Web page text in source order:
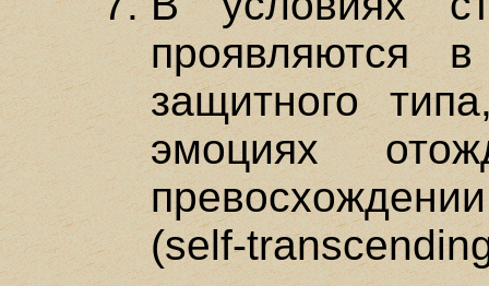
проявляются
защитного
эмоциях
(self-